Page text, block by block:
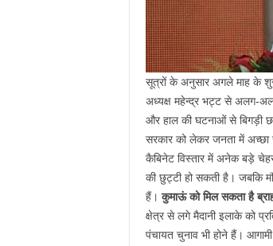
सूत्रों के अनुसार अगले माह के शुरू
अध्यक्ष महेन्द्र भट्ट से अलग-
और हाल की घटनाओं से बिगड़ी
सरकार को लेकर जनता में अच्छा
कैबिनेट विस्तार में अनेक बड़े
की छुट्टी हो सकती है। जबकि
हैं।कुमाऊं को मिल सकता है
क्षेत्र से लगे मैदानी इलाके को
पंचायत चुनाव भी होने हैं।